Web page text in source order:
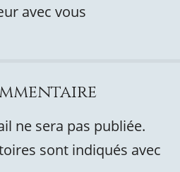
avec vous
ne sera pas publiée.
sont indiqués avec